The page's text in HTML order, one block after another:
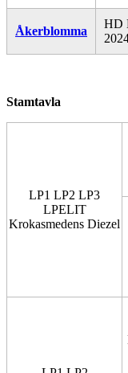
Åkerblomma
HD
Stamtavla
LP1 LP2 LP3
LPELIT
Krokasmedens Diezel